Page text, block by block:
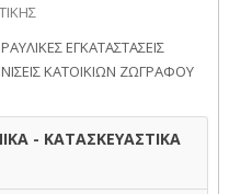
ΕΓΚΑΤΑΣΤΑΣΕΙΣ
ΚΑΤΟΙΚΙΩΝ ΖΩΓΡΑΦΟΥ
- ΚΑΤΑΣΚΕΥΑΣΤΙΚΑ